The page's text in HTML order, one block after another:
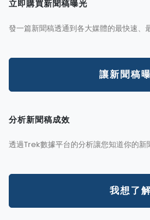
立即購買新聞稿曝光
發一篇新聞稿透通到各大媒體的最快速、
讓新聞稿
分析新聞稿成效
透過Trek數據平台的分析讓您知道你的新
我想了